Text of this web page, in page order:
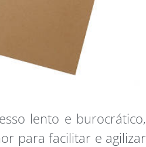
lento e burocrático,
para facilitar e agilizar